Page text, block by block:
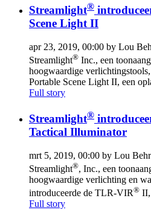
Streamlight®
Scene Light II
apr 23, 2019, 00:00 by Lou
Streamlight® Inc., een
hoogwaardige
Portable Scene Light II, een
Full story
Streamlight®
Tactical Illuminator
mrt 5, 2019, 00:00 by Lou
Streamlight®, Inc., een
hoogwaardige verlichting en
introduceerde de TLR-VIR® II,
Full story